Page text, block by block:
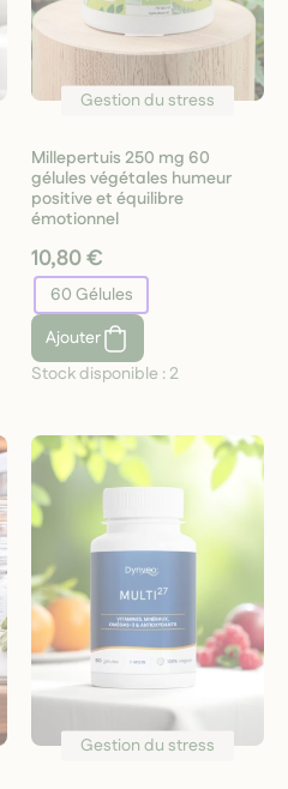
Gestion du stress
Millepertuis 250 mg 60
gélules végétales humeur
positive et équilibre
émotionnel
10,80 €
60 Gélules
Ajouter
Stock disponible : 2
Gestion du stress